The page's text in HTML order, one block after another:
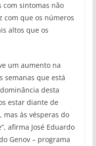
com sintomas não
com que os números
altos que os
um aumento na
semanas que está
desta
estar diante de
mas às vésperas do
afirma José Eduardo
Genov – programa